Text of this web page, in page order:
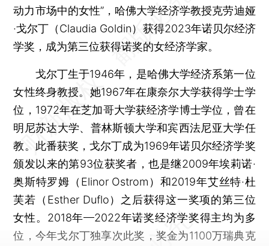
动力市场中的女性”，哈佛大学经济学教授克劳迪娅
·戈尔丁（Claudia Goldin）获得2023年诺贝尔经济
学奖，成为第三位获得诺奖的女经济学家。
戈尔丁生于1946年，是哈佛大学经济系第一位
女性终身教授。她1967年在康奈尔大学获得学士学
位，1972年在芝加哥大学获经济学博士学位，曾在
明尼苏达大学、普林斯顿大学和宾西法尼亚大学任
教。此番获奖，戈尔丁成为1969年诺贝尔经济学奖
颁发以来的第93位获奖者，也是继2009年埃莉诺·
奥斯特罗姆（Elinor Ostrom）和2019年艾丝特·杜
芙若（Esther Duflo）之后获得这一奖项的第三位
女性。2018年—2022年诺奖经济学奖得主均为多
位，今年戈尔丁独享次此奖，奖金为1100万瑞典克